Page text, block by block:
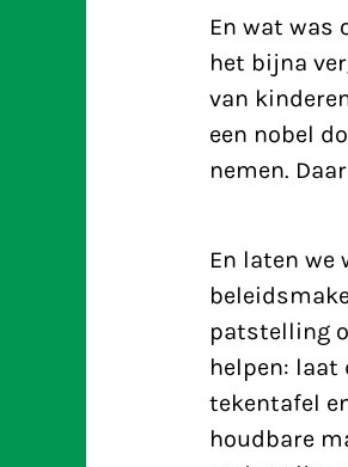
En wat was
het bijna
van
een nobel
nemen.
En laten we
patstelling
helpen: laat
tekentafel
houdbare